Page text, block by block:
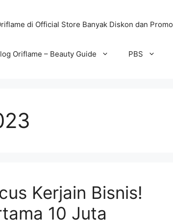
di Official Store Banyak Diskon dan Promo
Oriflame – Beauty Guide PBS
Kerjain Bisnis!
10 Juta